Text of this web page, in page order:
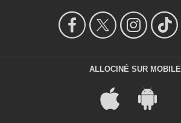
ALLOCINÉ SUR MOBILE